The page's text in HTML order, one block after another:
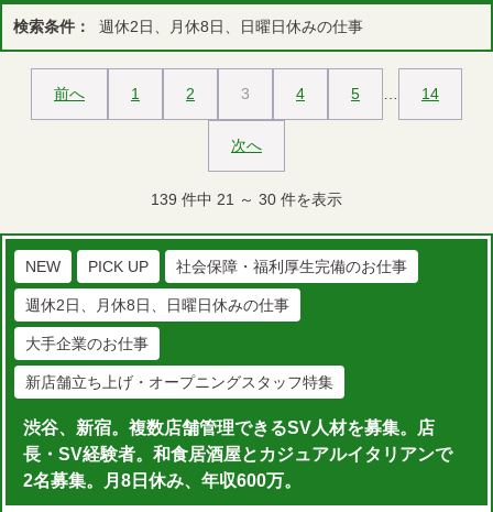
検索条件： 週休2日、月休8日、日曜日休みの仕事
前へ 1 2 3 4 5 14
次へ
139 件中 21 ～ 30 件を表示
NEW PICK UP 社会保障・福利厚生完備のお仕事
週休2日、月休8日、日曜日休みの仕事
大手企業のお仕事
新店舗立ち上げ・オープニングスタッフ特集
渋谷、新宿。複数店舗管理できるSV人材を募集。店
長・SV経験者。和食居酒屋とカジュアルイタリアンで
2名募集。月8日休み、年収600万。